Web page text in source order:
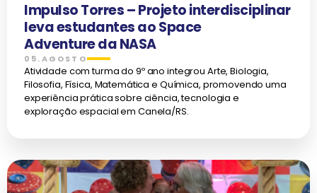
Impulso Torres – Projeto interdisciplinar
leva estudantes ao Space
Adventure da NASA
05.AGOSTO
Atividade com turma do 9º ano integrou Arte, Biologia,
Filosofia, Física, Matemática e Química, promovendo uma
experiência prática sobre ciência, tecnologia e
exploração espacial em Canela/RS.